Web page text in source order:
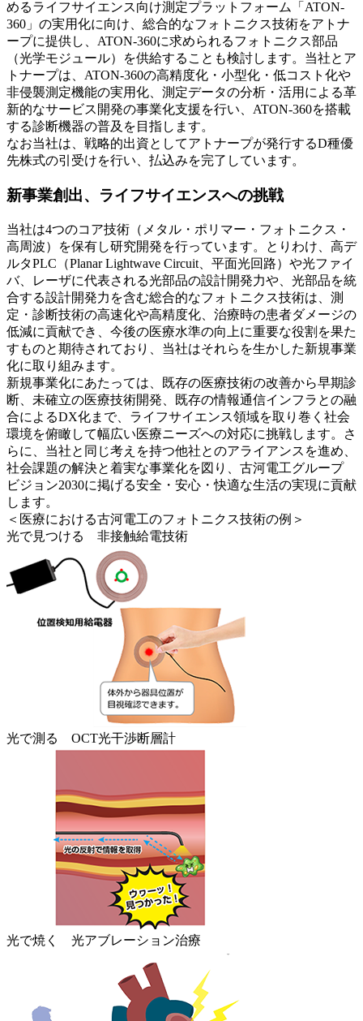
めるライフサイエンス向け測定プラットフォーム「ATON-
360」の実用化に向け、総合的なフォトニクス技術をアトナ
ープに提供し、ATON-360に求められるフォトニクス部品
（光学モジュール）を供給することも検討します。当社とア
トナープは、ATON-360の高精度化・小型化・低コスト化や
非侵襲測定機能の実用化、測定データの分析・活用による革
新的なサービス開発の事業化支援を行い、ATON-360を搭載
する診断機器の普及を目指します。
なお当社は、戦略的出資としてアトナープが発行するD種優
先株式の引受けを行い、払込みを完了しています。
新事業創出、ライフサイエンスへの挑戦
当社は4つのコア技術（メタル・ポリマー・フォトニクス・
高周波）を保有し研究開発を行っています。とりわけ、高デ
ルタPLC（Planar Lightwave Circuit、平面光回路）や光ファイ
バ、レーザに代表される光部品の設計開発力や、光部品を統
合する設計開発力を含む総合的なフォトニクス技術は、測
定・診断技術の高速化や高精度化、治療時の患者ダメージの
低減に貢献でき、今後の医療水準の向上に重要な役割を果た
すものと期待されており、当社はそれらを生かした新規事業
化に取り組みます。
新規事業化にあたっては、既存の医療技術の改善から早期診
断、未確立の医療技術開発、既存の情報通信インフラとの融
合によるDX化まで、ライフサイエンス領域を取り巻く社会
環境を俯瞰して幅広い医療ニーズへの対応に挑戦します。さ
らに、当社と同じ考えを持つ他社とのアライアンスを進め、
社会課題の解決と着実な事業化を図り、古河電工グループ
ビジョン2030に掲げる安全・安心・快適な生活の実現に貢献
します。
＜医療における古河電工のフォトニクス技術の例＞
光で見つける 非接触給電技術
光で測る OCT光干渉断層計
光で焼く 光アブレーション治療